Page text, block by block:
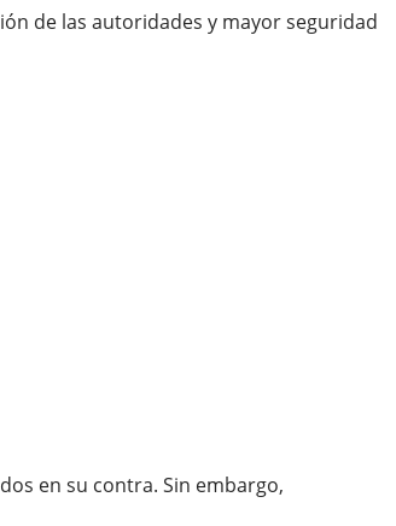
de las autoridades y mayor seguridad
en su contra. Sin embargo,